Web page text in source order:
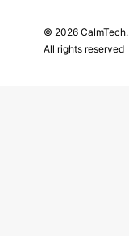
© 2026 CalmTech.
All rights reserved